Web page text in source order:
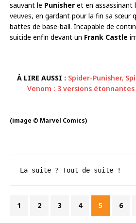
sauvant le Punisher et en assassinant
veuves, en gardant pour la fin sa sœur
battes de base-ball. Incapable de
suicide enfin devant un Frank Castle
À LIRE AUSSI : Spider-Punisher,
Venom : 3 versions
(image © Marvel Comics)
La suite ? Tout de suite !
1 2 3 4 5 6